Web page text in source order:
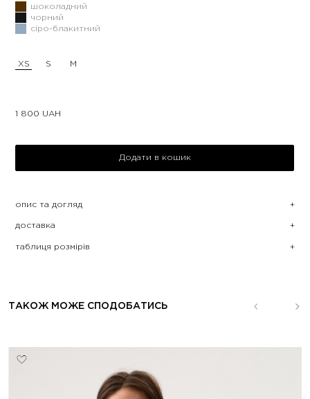
шоколадний
чорний
сіро-блакитний
XS S M
1 800 UAH
Додати в кошик
опис та догляд
доставка
таблиця розмірів
ТАКОЖ МОЖЕ СПОДОБАТИСЬ